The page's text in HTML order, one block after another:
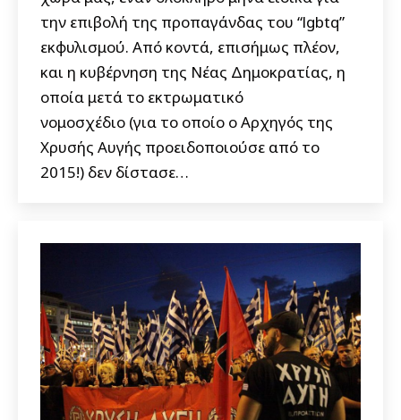
την επιβολή της προπαγάνδας του “lgbtq”
εκφυλισμού. Από κοντά, επισήμως πλέον,
και η κυβέρνηση της Νέας Δημοκρατίας, η
οποία μετά το εκτρωματικό
νομοσχέδιο (για το οποίο ο Αρχηγός της
Χρυσής Αυγής προειδοποιούσε από το
2015!) δεν δίστασε…